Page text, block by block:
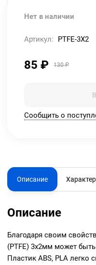
Нет в наличии
Артикул: PTFE-3X2
85 ₽ 130₽
Сообщить о
Описание
Описание
Благодаря своим
(PTFE) 3х2мм может
Пластик ABS, PLA легко